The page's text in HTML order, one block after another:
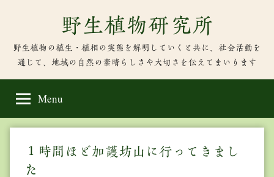
content
野生植物研究所
野生植物の植生・植相の実態を解明していくと共に、社会活動を
通じて、地域の自然の素晴らしさや大切さを伝えてまいります
Menu
１時間ほど加護坊山に行ってきまし
た